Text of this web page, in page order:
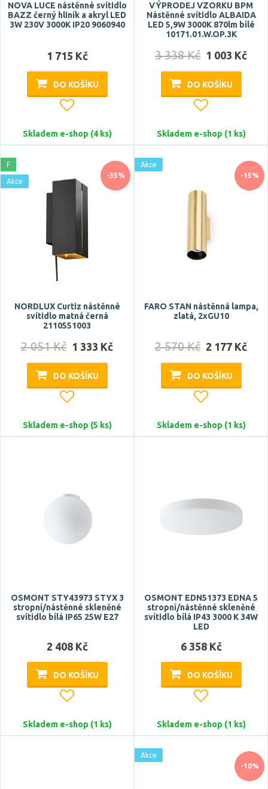
NOVA LUCE nástěnné svítidlo
BAZZ černý hliník a akryl LED
3W 230V 3000K IP20 9060940
1 715 Kč
DO KOŠÍKU
Skladem e-shop (4 ks)
VÝPRODEJ VZORKU BPM
Nástěnné svítidlo ALBAIDA
LED 5,9W 3000K 870lm bílé
10171.01.W.OP.3K
3 338 Kč 1 003 Kč
DO KOŠÍKU
Skladem e-shop (1 ks)
-35%
F
Akce
NORDLUX Curtiz nástěnné
svítidlo matná černá
2110551003
2 051 Kč 1 333 Kč
DO KOŠÍKU
Skladem e-shop (5 ks)
-15%
Akce
FARO STAN nástěnná lampa,
zlatá, 2xGU10
2 570 Kč 2 177 Kč
DO KOŠÍKU
Skladem e-shop (1 ks)
OSMONT STY43973 STYX 3
stropní/nástěnné skleněné
svítidlo bílá IP65 25W E27
2 408 Kč
DO KOŠÍKU
Skladem e-shop (1 ks)
OSMONT EDN51373 EDNA 5
stropní/nástěnné skleněné
svítidlo bílá IP43 3000 K 34W
LED
6 358 Kč
DO KOŠÍKU
Skladem e-shop (1 ks)
-10%
Akce